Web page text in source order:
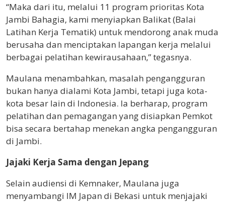
“Maka dari itu, melalui 11 program prioritas Kota
Jambi Bahagia, kami menyiapkan Balikat (Balai
Latihan Kerja Tematik) untuk mendorong anak muda
berusaha dan menciptakan lapangan kerja melalui
berbagai pelatihan kewirausahaan,” tegasnya.
Maulana menambahkan, masalah pengangguran
bukan hanya dialami Kota Jambi, tetapi juga kota-
kota besar lain di Indonesia. Ia berharap, program
pelatihan dan pemagangan yang disiapkan Pemkot
bisa secara bertahap menekan angka pengangguran
di Jambi.
Jajaki Kerja Sama dengan Jepang
Selain audiensi di Kemnaker, Maulana juga
menyambangi IM Japan di Bekasi untuk menjajaki